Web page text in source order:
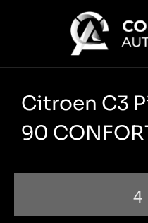
Citroen C3
90
4